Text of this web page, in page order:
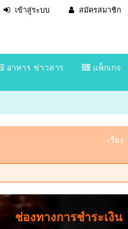
เข้าสู่ระบบ สมัครสมาชิก
อาหาร ข่าวสาร แพ็กเกจ
เรียง
ช่องทางการชำระเงิน